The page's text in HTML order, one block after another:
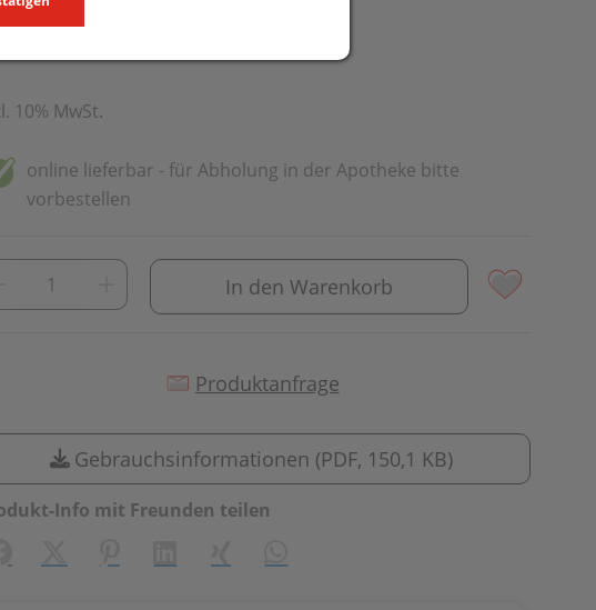
10% MwSt.
online lieferbar - für Abholung in der Apotheke bitte
vorbestellen
In den Warenkorb
Produktanfrage
Gebrauchsinformationen (PDF, 150,1 KB)
Info mit Freunden teilen